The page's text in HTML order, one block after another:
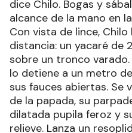
dice Chilo. Bogas y
alcance de la mano en
Con vista de lince, Chilo
distancia: un yacaré de
sobre un tronco
lo detiene a un metro
sus fauces abiertas. Se
de la papada, su
dilatada pupila feroz y
relieve. Lanza un